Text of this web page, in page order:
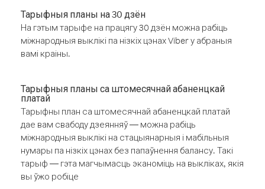
Тарыфныя планы на 30 дзён
На гэтым тарыфе на працягу 30 дзён можна рабіць
міжнародныя выклікі па нізкіх цэнах Viber у абраныя
вамі краіны.
Тарыфныя планы са штомесячнай абаненцкай
платай
Тарыфны план са штомесячнай абаненцкай платай
дае вам свабоду дзеянняў — можна рабіць
міжнародныя выклікі на стацыянарныя і мабільныя
нумары па нізкіх цэнах без папаўнення балансу. Такі
тарыф — гэта магчымасць эканоміць на выкліках, якія
вы ўжо робіце